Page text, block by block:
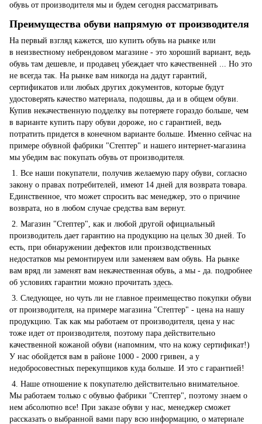
обувь от производителя мы и будем сегодня рассматривать
Преимущества обуви напрямую от производителя
На первый взгляд кажется, шо купить обувь на рынке или
в неизвестному небрендовом магазине - это хороший вариант, ведь
обувь там дешевле, и продавец убеждает что качественней ... Но это
не всегда так. На рынке вам никогда на дадут гарантий,
сертификатов или любых других документов, которые будут
удостоверять качество материала, подошвы, да и в общем обуви.
Купив некачественную подделку вы потеряете гораздо больше, чем
в варианте купить пару обуви дороже, но с гарантией, ведь
потратить придется в конечном варианте больше. Именно сейчас на
примере обувной фабрики "Стептер" и нашего интернет-магазина
мы убедим вас покупать обувь от производителя.
1. Все наши покупатели, получив желаемую пару обуви, согласно
закону о правах потребителей, имеют 14 дней для возврата товара.
Единственное, что может спросить вас менеджер, это о причине
возврата, но в любом случае средства вам вернут.
2. Магазин "Стептер", как и любой другой официальный
производитель дает гарантию на продукцию на целых 30 дней. То
есть, при обнаружении дефектов или производственных
недостатков мы ремонтируем или заменяем вам обувь. На рынке
вам вряд ли заменят вам некачественная обувь, а мы - да. подробнее
об условиях гарантии можно прочитать здесь
3. Следующее, но чуть ли не главное преимещество покупки обуви
от производителя, на примере магазина "Стептер" - цена на нашу
продукцию. Так как мы работаем от производителя, цена у нас
тоже идет от производителя, поэтому пара действительно
качественной кожаной обуви (напомним, что на кожу сертификат!)
У нас обойдется вам в районе 1000 - 2000 гривен, а у
недобросовестных перекупщиков куда больше. И это с гарантией!
4. Наше отношение к покупателю действительно внимательное.
Мы работаем только с обувью фабрики "Стептер", поэтому знаем о
нем абсолютно все! При заказе обуви у нас, менеджер сможет
рассказать о выбранной вами пару всю информацию, о материале